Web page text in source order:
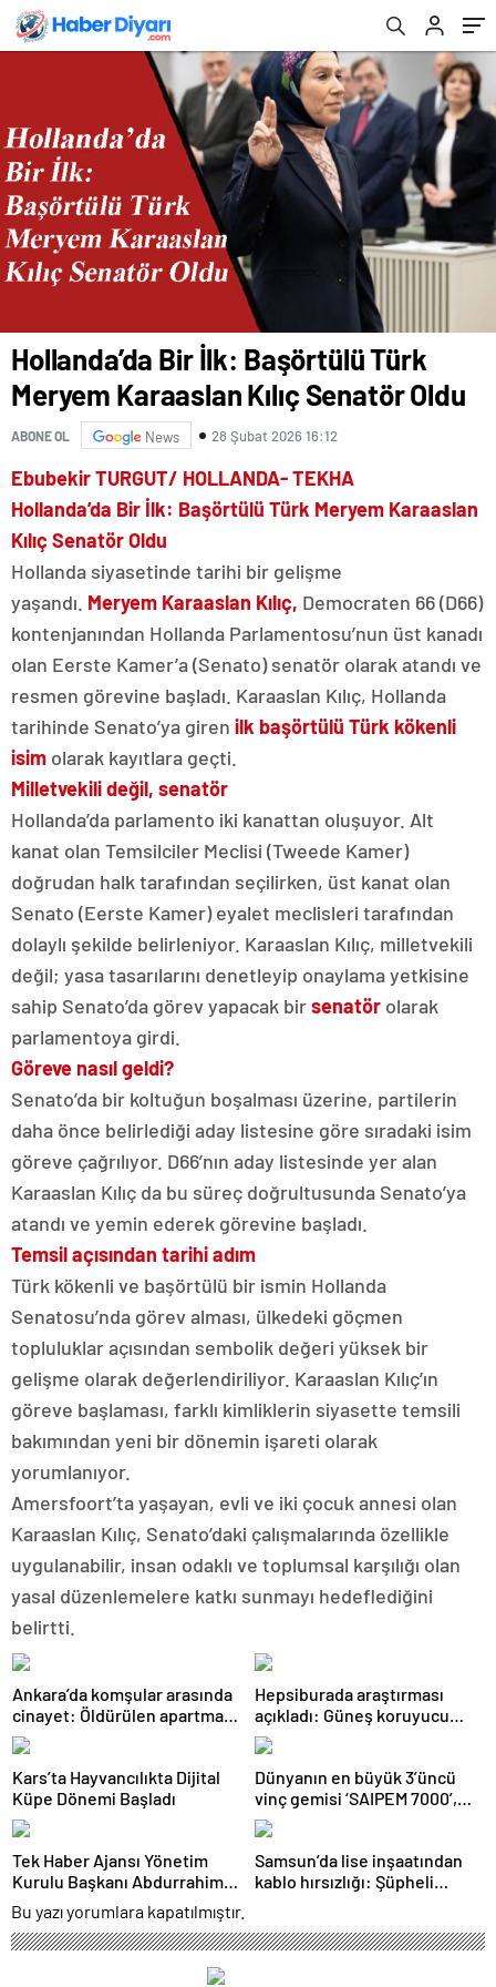
Hollanda’da Bir İlk: Başörtülü Türk
Meryem Karaaslan Kılıç Senatör Oldu
ABONE OL News 28 Şubat 2026 16:12
Ebubekir TURGUT/ HOLLANDA- TEKHA
Hollanda’da Bir İlk: Başörtülü Türk Meryem Karaaslan
Kılıç Senatör Oldu
Hollanda siyasetinde tarihi bir gelişme
yaşandı. Meryem Karaaslan Kılıç, Democraten 66 (D66)
kontenjanından Hollanda Parlamentosu’nun üst kanadı
olan Eerste Kamer’a (Senato) senatör olarak atandı ve
resmen görevine başladı. Karaaslan Kılıç, Hollanda
tarihinde Senato’ya giren ilk başörtülü Türk kökenli
isim olarak kayıtlara geçti.
Milletvekili değil, senatör
Hollanda’da parlamento iki kanattan oluşuyor. Alt
kanat olan Temsilciler Meclisi (Tweede Kamer)
doğrudan halk tarafından seçilirken, üst kanat olan
Senato (Eerste Kamer) eyalet meclisleri tarafından
dolaylı şekilde belirleniyor. Karaaslan Kılıç, milletvekili
değil; yasa tasarılarını denetleyip onaylama yetkisine
sahip Senato’da görev yapacak birsenatör olarak
parlamentoya girdi.
Göreve nasıl geldi?
Senato’da bir koltuğun boşalması üzerine, partilerin
daha önce belirlediği aday listesine göre sıradaki isim
göreve çağrılıyor. D66’nın aday listesinde yer alan
Karaaslan Kılıç da bu süreç doğrultusunda Senato’ya
atandı ve yemin ederek görevine başladı.
Temsil açısından tarihi adım
Türk kökenli ve başörtülü bir ismin Hollanda
Senatosu’nda görev alması, ülkedeki göçmen
topluluklar açısından sembolik değeri yüksek bir
gelişme olarak değerlendiriliyor. Karaaslan Kılıç’ın
göreve başlaması, farklı kimliklerin siyasette temsili
bakımından yeni bir dönemin işareti olarak
yorumlanıyor.
Amersfoort’ta yaşayan, evli ve iki çocuk annesi olan
Karaaslan Kılıç, Senato’daki çalışmalarında özellikle
uygulanabilir, insan odaklı ve toplumsal karşılığı olan
yasal düzenlemelere katkı sunmayı hedeflediğini
belirtti.
Ankara’da komşular arasında
cinayet: Öldürülen apartman
yöneticisi son yolculuğuna
uğurlandı
Hepsiburada araştırması
açıkladı: Güneş koruyucu
satışları yüzde 50 arttı
Kars’ta Hayvancılıkta Dijital
Küpe Dönemi Başladı
Dünyanın en büyük 3’üncü
vinç gemisi ‘SAIPEM 7000’,
1915 Çanakkale Köprüsü’nün
altından geçti
Tek Haber Ajansı Yönetim
Kurulu Başkanı Abdurrahim
Solmaz’dan Adıyaman
Cumhuriyet Başsavcısı Özgür
Celbek’e Hayırlı Olsun Ziyareti
Samsun’da lise inşaatından
kablo hırsızlığı: Şüpheli
Bu yazı yorumlara kapatılmıştır.